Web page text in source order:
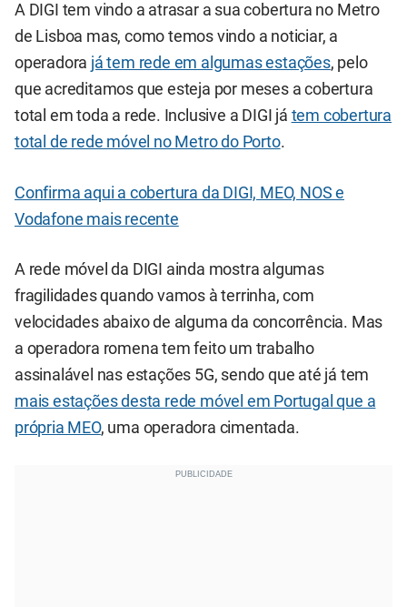
A DIGI tem vindo a atrasar a sua cobertura no Metro
de Lisboa mas, como temos vindo a noticiar, a
operadora já tem rede em algumas estações, pelo
que acreditamos que esteja por meses a cobertura
total em toda a rede. Inclusive a DIGI já tem cobertura
total de rede móvel no Metro do Porto.
Confirma aqui a cobertura da DIGI, MEO, NOS e
Vodafone mais recente
A rede móvel da DIGI ainda mostra algumas
fragilidades quando vamos à terrinha, com
velocidades abaixo de alguma da concorrência. Mas
a operadora romena tem feito um trabalho
assinalável nas estações 5G, sendo que até já tem
mais estações desta rede móvel em Portugal que a
própria MEO, uma operadora cimentada.